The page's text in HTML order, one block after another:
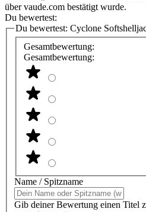
über vaude.com bestätigt wurde.
Du bewertest:
Du bewertest: Cyclone
Gesamtbewertung:
Gesamtbewertung:
Name / Spitzname
Gib deiner Bewertung einen Titel